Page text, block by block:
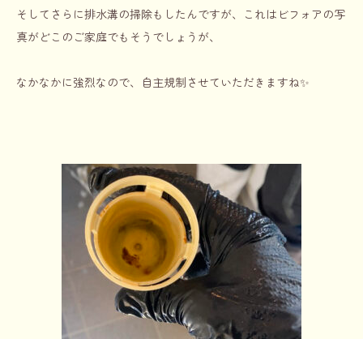
そしてさらに排水溝の掃除もしたんですが、これはビフォアの写
真がどこのご家庭でもそうでしょうが、
なかなかに強烈なので、自主規制させていただきますね✨